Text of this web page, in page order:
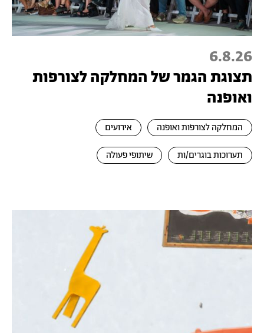
6.8.26
תצוגת הגמר של המחלקה לצורפות
ואופנה
המחלקה לצורפות ואופנה אירועים
תערוכות בוגרים/ות שיתופי פעולה